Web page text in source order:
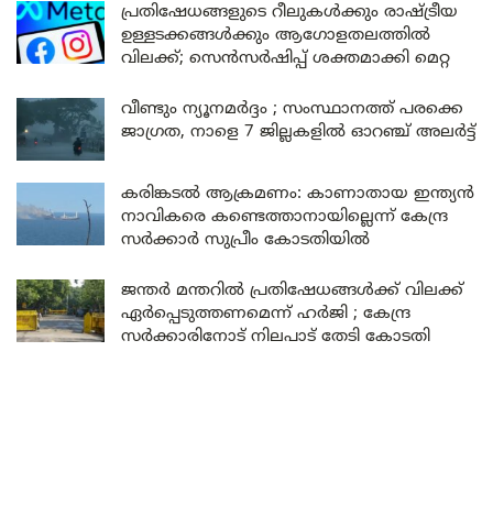
പ്രതിഷേധങ്ങളുടെ റീലുകൾക്കും രാഷ്ട്രീയ
ഉള്ളടക്കങ്ങൾക്കും ആഗോളതലത്തിൽ
വിലക്ക്; സെൻസർഷിപ്പ് ശക്തമാക്കി മെറ്റ
വീണ്ടും ന്യൂനമർദ്ദം ; സംസ്ഥാനത്ത് പരക്കെ
ജാഗ്രത, നാളെ 7 ജില്ലകളിൽ ഓറഞ്ച് അലർട്ട്
കരിങ്കടൽ ആക്രമണം: കാണാതായ ഇന്ത്യൻ
നാവികരെ കണ്ടെത്താനായില്ലെന്ന് കേന്ദ്ര
സർക്കാർ സുപ്രീം കോടതിയിൽ
ജന്തർ മന്തറിൽ പ്രതിഷേധങ്ങൾക്ക് വിലക്ക്
ഏർപ്പെടുത്തണമെന്ന് ഹർജി ; കേന്ദ്ര
സർക്കാരിനോട് നിലപാട് തേടി കോടതി